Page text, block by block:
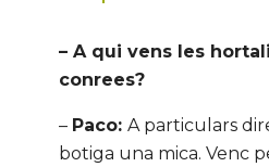
– A qui vens les
conrees?
– Paco: A particulars
botiga una mica. Venc